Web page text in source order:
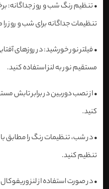
•تنظیم رنگ شب و روز جداگانه:
تنظیمات جداگانه برای شب و روز
•فیلتر نور خورشید: در روزهای
مستقیم نور به لنز استفاده کنید.
•از نصب دوربین در برابر تابش
کنید.
•در شب، تنظیمات رنگ را مطابق با
تنظیم کنید.
•